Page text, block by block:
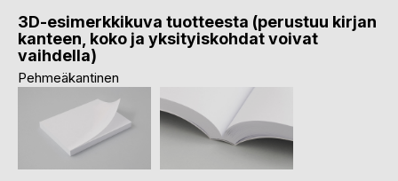
3D-esimerkkikuva tuotteesta (perustuu kirjan
kanteen, koko ja yksityiskohdat voivat
vaihdella)
Pehmeäkantinen